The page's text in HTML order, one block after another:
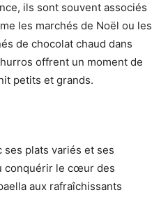
ils sont souvent associés
les marchés de Noël ou les
de chocolat chaud dans
offrent un moment de
petits et grands.
ses plats variés et ses
conquérir le cœur des
aux rafraîchissants